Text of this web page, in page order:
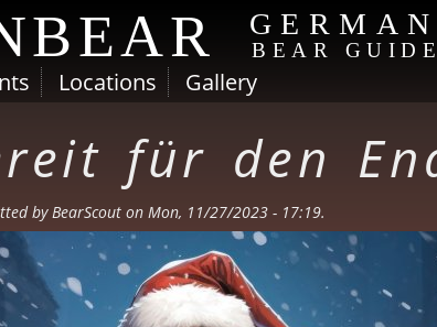
GERMAN
BEAR GUIDE
Locations Gallery
für den
byBearScout on Mon, 11/27/2023 - 17:19.